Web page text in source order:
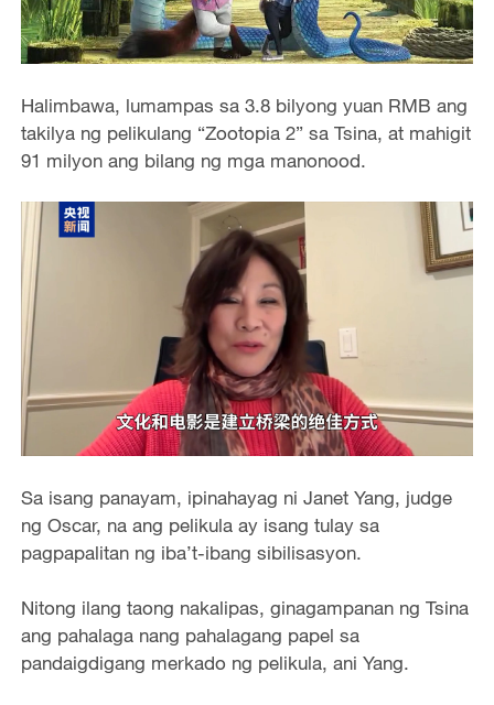
Halimbawa, lumampas sa 3.8 bilyong yuan RMB ang
takilya ng pelikulang “Zootopia 2” sa Tsina, at mahigit
91 milyon ang bilang ng mga manonood.
Sa isang panayam, ipinahayag ni Janet Yang, judge
ng Oscar, na ang pelikula ay isang tulay sa
pagpapalitan ng iba’t-ibang sibilisasyon.
Nitong ilang taong nakalipas, ginagampanan ng Tsina
ang pahalaga nang pahalagang papel sa
pandaigdigang merkado ng pelikula, ani Yang.